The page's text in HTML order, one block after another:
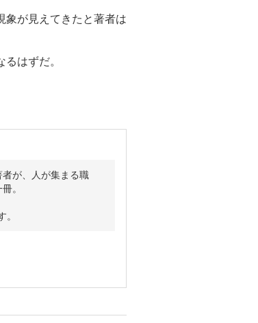
象が見えてきたと著者は
はずだ。
が、人が集まる職
。